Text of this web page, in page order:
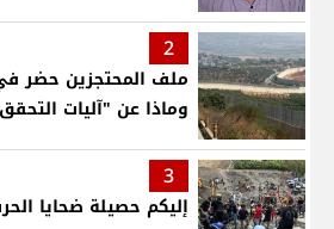
2
ملف المحتجزين حضر
وماذا عن "آليات
3
إليكم حصيلة ضحايا الحرب